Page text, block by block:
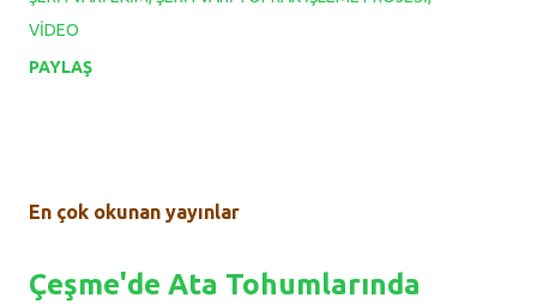
VIDEO
PAYLAŞ
En çok okunan yayınlar
Çeşme'de Ata Tohumlarında